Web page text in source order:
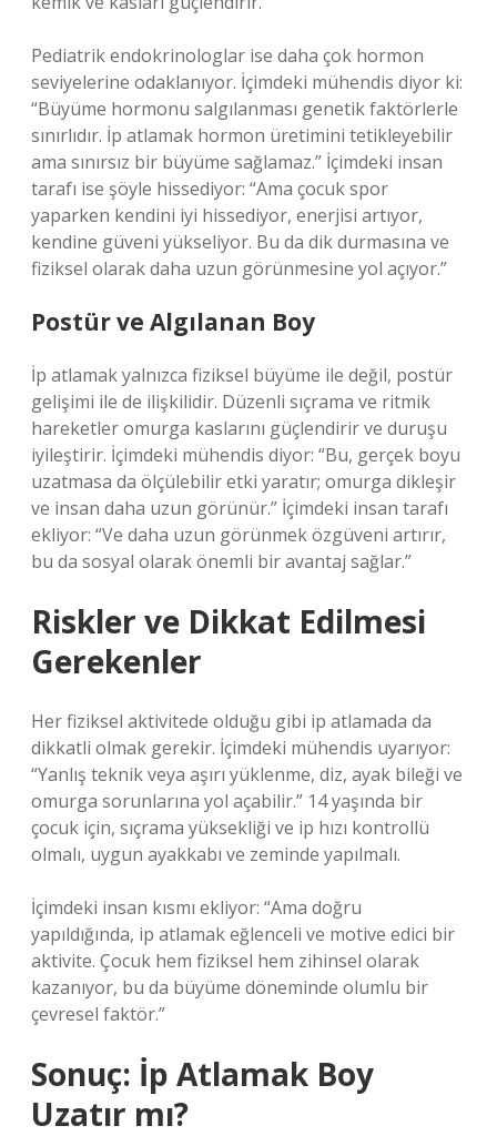
Pediatrik endokrinologlar ise daha çok hormon
seviyelerine odaklanıyor. İçimdeki mühendis diyor ki:
“Büyüme hormonu salgılanması genetik faktörlerle
sınırlıdır. İp atlamak hormon üretimini tetikleyebilir
ama sınırsız bir büyüme sağlamaz.” İçimdeki insan
tarafı ise şöyle hissediyor: “Ama çocuk spor
yaparken kendini iyi hissediyor, enerjisi artıyor,
kendine güveni yükseliyor. Bu da dik durmasına ve
fiziksel olarak daha uzun görünmesine yol açıyor.”
Postür ve Algılanan Boy
İp atlamak yalnızca fiziksel büyüme ile değil, postür
gelişimi ile de ilişkilidir. Düzenli sıçrama ve ritmik
hareketler omurga kaslarını güçlendirir ve duruşu
iyileştirir. İçimdeki mühendis diyor: “Bu, gerçek boyu
uzatmasa da ölçülebilir etki yaratır; omurga dikleşir
ve insan daha uzun görünür.” İçimdeki insan tarafı
ekliyor: “Ve daha uzun görünmek özgüveni artırır,
bu da sosyal olarak önemli bir avantaj sağlar.”
Riskler ve Dikkat Edilmesi
Gerekenler
Her fiziksel aktivitede olduğu gibi ip atlamada da
dikkatli olmak gerekir. İçimdeki mühendis uyarıyor:
“Yanlış teknik veya aşırı yüklenme, diz, ayak bileği ve
omurga sorunlarına yol açabilir.” 14 yaşında bir
çocuk için, sıçrama yüksekliği ve ip hızı kontrollü
olmalı, uygun ayakkabı ve zeminde yapılmalı.
İçimdeki insan kısmı ekliyor: “Ama doğru
yapıldığında, ip atlamak eğlenceli ve motive edici bir
aktivite. Çocuk hem fiziksel hem zihinsel olarak
kazanıyor, bu da büyüme döneminde olumlu bir
çevresel faktör.”
Sonuç: İp Atlamak Boy
Uzatır mı?